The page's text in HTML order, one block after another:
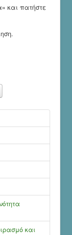
και πατήστε
και